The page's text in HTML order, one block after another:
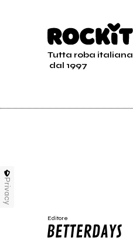
Tutta roba italiana
dal 1997
Editore
Privacy